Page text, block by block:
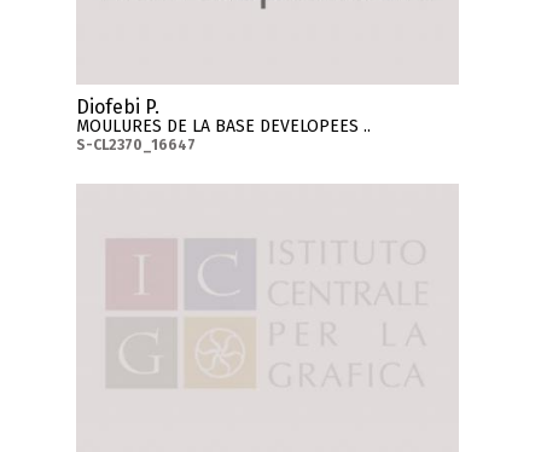
Diofebi P.
MOULURES DE LA BASE DEVELOPEES ..
S-CL2370_16647